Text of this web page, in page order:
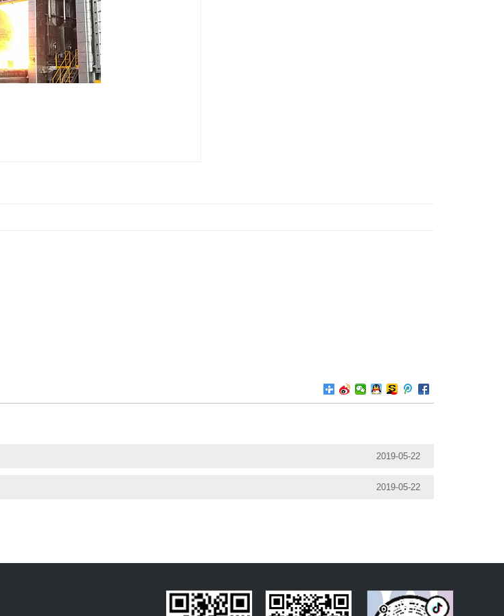
2019-05-22
2019-05-22